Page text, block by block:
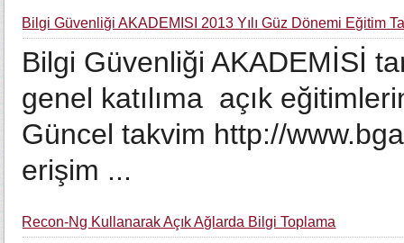
Bilgi Güvenliği AKADEMİSİ 2013 Yılı Güz Dönemi Eğitim
Bilgi Güvenliği AKADEMİSİ
genel katılıma açık
Güncel takvim http://
erişim ...
Recon-Ng Kullanarak Açık Ağlarda Bilgi Toplama